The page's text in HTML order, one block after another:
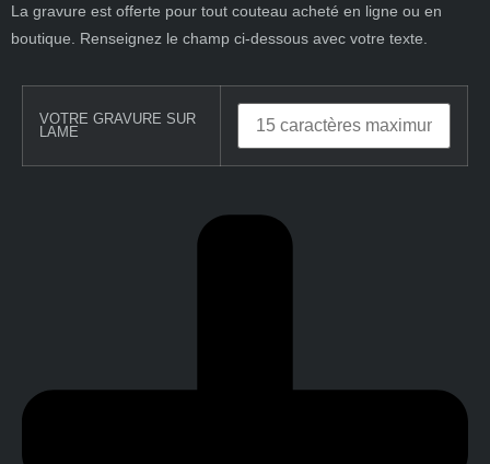
La gravure est offerte pour tout couteau acheté en ligne ou en
boutique. Renseignez le champ ci-dessous avec votre texte.
VOTRE GRAVURE SUR
LAME